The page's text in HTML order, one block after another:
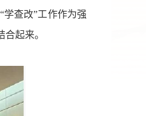
查改”工作作为强
起来。